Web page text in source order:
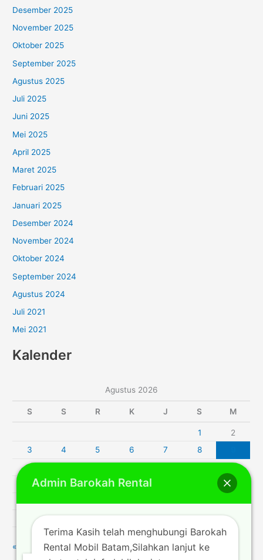
Desember 2025
November 2025
Oktober 2025
September 2025
Agustus 2025
Juli 2025
Juni 2025
Mei 2025
April 2025
Maret 2025
Februari 2025
Januari 2025
Desember 2024
November 2024
Oktober 2024
September 2024
Agustus 2024
Juli 2021
Mei 2021
Kalender
Agustus 2026
S S R K J S M
1
2
3
4 5 6 7 8
10
17
18 19 20
23
« Jul
Admin Barokah Rental
Terima Kasih telah menghubungi Barokah
Rental Mobil Batam,Silahkan lanjut ke